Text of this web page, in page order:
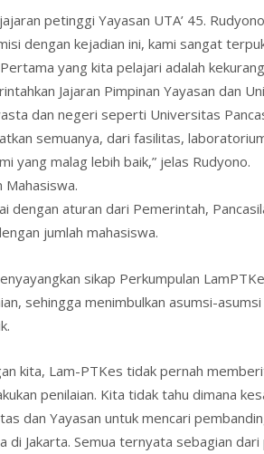
petinggi Yayasan UTA’ 45.
dengan kejadian ini, kami sangat
yang kita pelajari adalah
Jajaran Pimpinan Yayasan dan
dan negeri seperti Universitas
semuanya, dari fasilitas,
yang malag lebih baik,” jelas Rudyono.
dengan aturan dari Pemerintah,
jumlah mahasiswa.
sikap Perkumpulan
sehingga menimbulkan asumsi-
kita, Lam-PTKes tidak pernah
penilaian. Kita tidak tahu dimana
dan Yayasan untuk mencari
di Jakarta. Semua ternyata sebagian